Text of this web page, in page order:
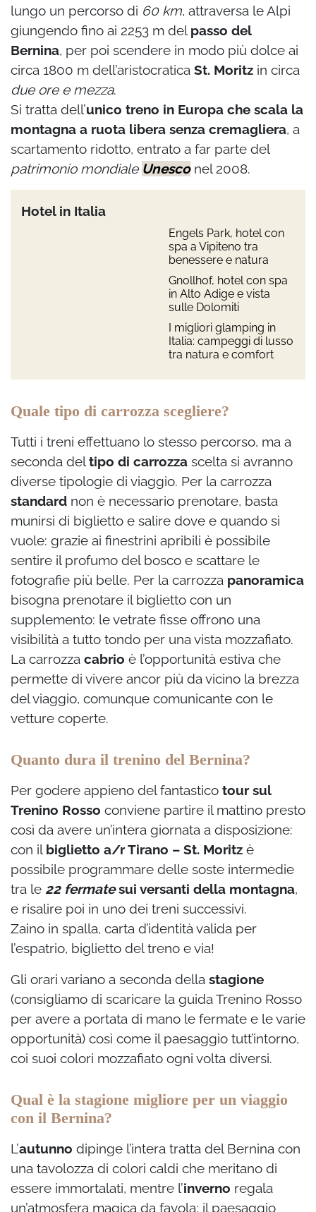
lungo un percorso di 60 km, attraversa le Alpi
giungendo fino ai 2253 m del passo del
Bernina, per poi scendere in modo più dolce ai
circa 1800 m dell’aristocratica St. Moritz in circa
due ore e mezza.
Si tratta dell’unico treno in Europa che scala la
montagna a ruota libera senza cremagliera, a
scartamento ridotto, entrato a far parte del
patrimonio mondiale Unesconel 2008.
Hotel in Italia
Engels Park, hotel con
spa a Vipiteno tra
benessere e natura
Gnollhof, hotel con spa
in Alto Adige e vista
sulle Dolomiti
I migliori glamping in
Italia: campeggi di lusso
tra natura e comfort
Quale tipo di carrozza scegliere?
Tutti i treni effettuano lo stesso percorso, ma a
seconda deltipo di carrozza scelta si avranno
diverse tipologie di viaggio. Per la carrozza
standard non è necessario prenotare, basta
munirsi di biglietto e salire dove e quando si
vuole: grazie ai finestrini apribili è possibile
sentire il profumo del bosco e scattare le
fotografie più belle. Per la carrozza panoramica
bisogna prenotare il biglietto con un
supplemento: le vetrate fisse offrono una
visibilità a tutto tondo per una vista mozzafiato.
La carrozza cabrio è l’opportunità estiva che
permette di vivere ancor più da vicino la brezza
del viaggio, comunque comunicante con le
vetture coperte.
Quanto dura il trenino del Bernina?
Per godere appieno del fantastico tour sul
Trenino Rosso conviene partire il mattino presto
così da avere un’intera giornata a disposizione:
con il biglietto a/r Tirano – St. Moritz è
possibile programmare delle soste intermedie
tra le 22 fermatesui versanti della montagna,
e risalire poi in uno dei treni successivi.
Zaino in spalla, carta d’identità valida per
l’espatrio, biglietto del treno e via!
Gli orari variano a seconda della stagione
(consigliamo di scaricare la guida Trenino Rosso
per avere a portata di mano le fermate e le varie
opportunità) così come il paesaggio tutt’intorno,
coi suoi colori mozzafiato ogni volta diversi.
Qual è la stagione migliore per un viaggio
con il Bernina?
L’autunno dipinge l’intera tratta del Bernina con
una tavolozza di colori caldi che meritano di
essere immortalati, mentre l’inverno regala
un’atmosfera magica da favola: il paesaggio